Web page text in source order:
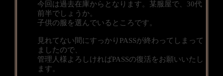
今回は過去在庫からとなります。某服屋で、30代
前半でしょうか。
子供の服を選んでいるところです。
見れてない間にすっかりPASSが終わってしまって
ましたので、
管理人様よろしければPASSの復活をお願いいたし
ます。